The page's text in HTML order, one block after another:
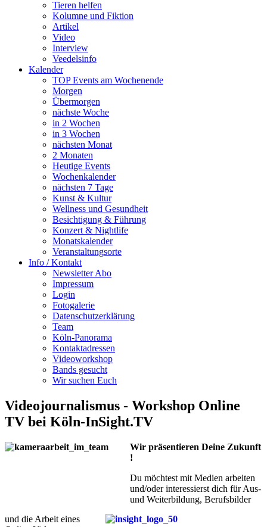
Tieren helfen
Kolumne und Fiktion
Artikel
Video
Interview
Veedelsinfo
Kalender
TOP Events am Wochenende
Morgen
Übermorgen
nächste Woche
in 2 Wochen
in 3 Wochen
nächsten Monat
2 Monaten
Heutige Events
Wochenkalender
nächsten 7 Tage
Kunst & Kultur
Wellness und Gesundheit
Besichtigung & Führung
Konzert & Nightlife
Monatskalender
Veranstaltungsorte
Info / Kontakt
Newsletter Abo
Impressum
Login
Fotogalerie
Datenschutzerklärung
Team
Köln-Panorama
Kontaktadressen
Videoworkshop
Bands gesucht
Wir suchen Euch
Videojournalismus - Workshop Online
TV bei Köln-InSight.TV
Wir präsentieren Deine Zukunft
!
Du möchtest mit Medien arbeiten
und/oder interessierst dich für Aus-
und Weiterbildung, Berufsbilder
und die Arbeit eines